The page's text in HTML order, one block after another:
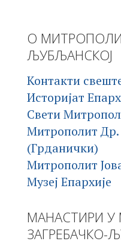
О
ЉУБЉАНСКОЈ
Контакти
Историјат
Свети
Митрополит
(Грданички)
Митрополит
Музеј Епархије
МАНАСТИРИ У
ЗАГРЕБАЧКО-